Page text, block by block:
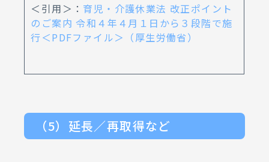
＜引用＞： 育児・介護休業法 改正ポイント
のご案内 令和４年４月１日から３段階で施
行＜PDFファイル＞（厚生労働省）
（5）延長／再取得など